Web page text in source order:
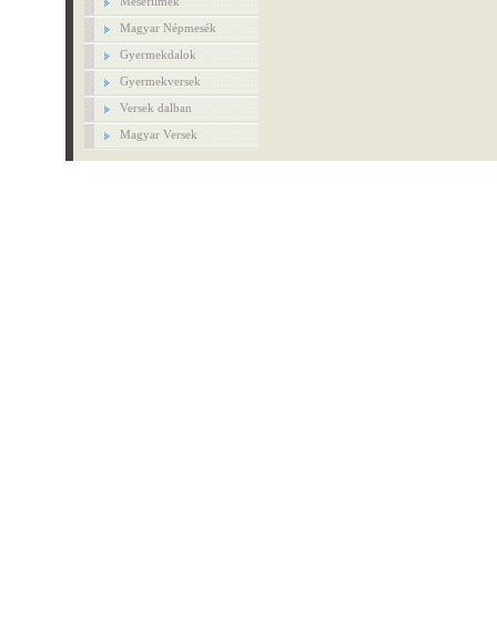
Magyar Népmesék
Gyermekdalok
Gyermekversek
Versek dalban
Magyar Versek